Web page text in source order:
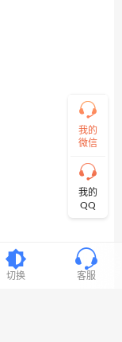
我的
微信
我的
QQ
您
的
需
切
记！
带
连
接
切换 客服